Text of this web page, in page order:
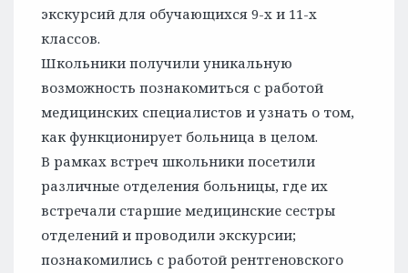
экскурсий для обучающихся 9-х и 11-х
классов.
Школьники получили уникальную
возможность познакомиться с работой
медицинских специалистов и узнать о том,
как функционирует больница в целом.
В рамках встреч школьники посетили
различные отделения больницы, где их
встречали старшие медицинские сестры
отделений и проводили экскурсии;
познакомились с работой рентгеновского